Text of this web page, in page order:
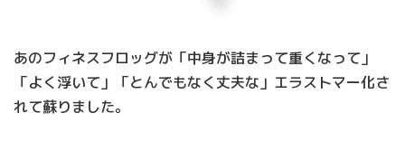
あのフィネスフロッグが「中身が詰まって重くなって」
「よく浮いて」「とんでもなく丈夫な」エラストマー化さ
れて蘇りました。